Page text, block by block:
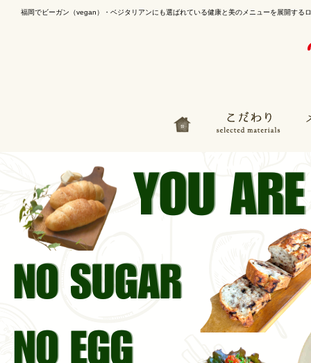
福岡でビーガン（vegan）・ベジタリアンにも選ばれている健康と美のメニューを展開する